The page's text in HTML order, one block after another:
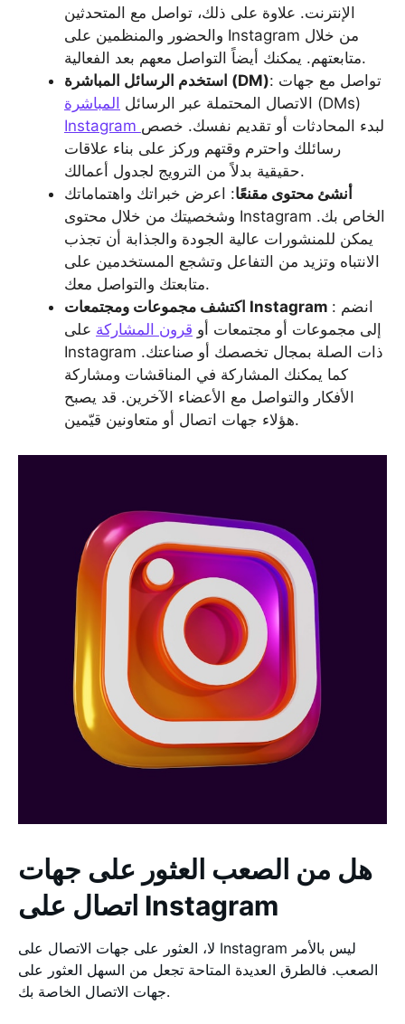
الإنترنت. علاوة على ذلك، تواصل مع المتحدثين
والحضور والمنظمين على Instagram من خلال
متابعتهم. يمكنك أيضاً التواصل معهم بعد الفعالية.
استخدم الرسائل المباشرة (DM): تواصل مع جهات
الاتصال المحتملة عبر الرسائل المباشرة
(DMs)
Instagram لبدء المحادثات أو تقديم نفسك. خصص
رسائلك واحترم وقتهم وركز على بناء علاقات
حقيقية بدلاً من الترويج لجدول أعمالك.
أنشئ محتوى مقنعًا: اعرض خبراتك واهتماماتك
وشخصيتك من خلال محتوى Instagram الخاص بك.
يمكن للمنشورات عالية الجودة والجذابة أن تجذب
الانتباه وتزيد من التفاعل وتشجع المستخدمين على
متابعتك والتواصل معك.
اكتشف مجموعات ومجتمعات Instagram : انضم
إلى مجموعات أو مجتمعات أو قرون المشاركة على
Instagram ذات الصلة بمجال تخصصك أو صناعتك.
كما يمكنك المشاركة في المناقشات ومشاركة
الأفكار والتواصل مع الأعضاء الآخرين. قد يصبح
هؤلاء جهات اتصال أو متعاونين قيّمين.
هل من الصعب العثور على جهات
اتصال على Instagram
لا، العثور على جهات الاتصال على Instagram ليس بالأمر
الصعب. فالطرق العديدة المتاحة تجعل من السهل العثور على
جهات الاتصال الخاصة بك.